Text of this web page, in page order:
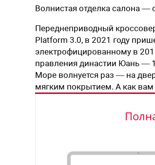
Волнистая отделка салона —
Переднеприводный
Platform 3.0, в 2021 году
электрофицированному в
правления династии Юань —
Море волнуется раз — на
мягким покрытием. А как